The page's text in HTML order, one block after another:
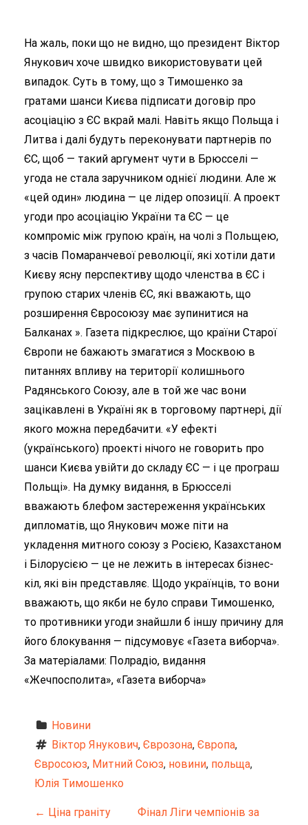
На жаль, поки що не видно, що президент Віктор
Янукович хоче швидко використовувати цей
випадок. Суть в тому, що з Тимошенко за
гратами шанси Києва підписати договір про
асоціацію з ЄС вкрай малі. Навіть якщо Польща і
Литва і далі будуть переконувати партнерів по
ЄС, щоб — такий аргумент чути в Брюсселі —
угода не стала заручником однієї людини. Але ж
«цей один» людина — це лідер опозиції. А проект
угоди про асоціацію України та ЄС — це
компроміс між групою країн, на чолі з Польщею,
з часів Помаранчевої революції, які хотіли дати
Києву ясну перспективу щодо членства в ЄС і
групою старих членів ЄС, які вважають, що
розширення Євросоюзу має зупинитися на
Балканах ». Газета підкреслює, що країни Старої
Європи не бажають змагатися з Москвою в
питаннях впливу на території колишнього
Радянського Союзу, але в той же час вони
зацікавлені в Україні як в торговому партнері, дії
якого можна передбачити. «У ефекті
(українського) проекті нічого не говорить про
шанси Києва увійти до складу ЄС — і це програш
Польщі». На думку видання, в Брюсселі
вважають блефом застереження українських
дипломатів, що Янукович може піти на
укладення митного союзу з Росією, Казахстаном
і Білорусією — це не лежить в інтересах бізнес-
кіл, які він представляє. Щодо українців, то вони
вважають, що якби не було справи Тимошенко,
то противники угоди знайшли б іншу причину для
його блокування — підсумовує «Газета виборча».
За матеріалами: Полрадіо, видання
«Жечпосполита», «Газета виборча»
Новини
Віктор Янукович, Єврозона, Європа,
Євросоюз, Митний Союз, новини, польща
Юлія Тимошенко
Н
← Ціна граніту Фінал Ліги чемпіонів за